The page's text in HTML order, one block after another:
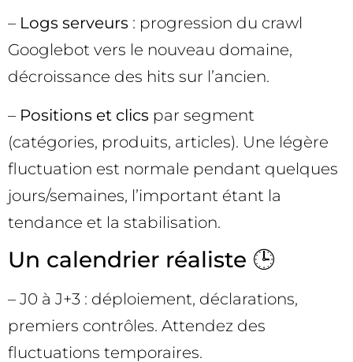
– Logs serveurs : progression du crawl
Googlebot vers le nouveau domaine,
décroissance des hits sur l’ancien.
– Positions et clics par segment
(catégories, produits, articles). Une légère
fluctuation est normale pendant quelques
jours/semaines, l’important étant la
tendance et la stabilisation.
Un calendrier réaliste 🕒
– J0 à J+3 : déploiement, déclarations,
premiers contrôles. Attendez des
fluctuations temporaires.